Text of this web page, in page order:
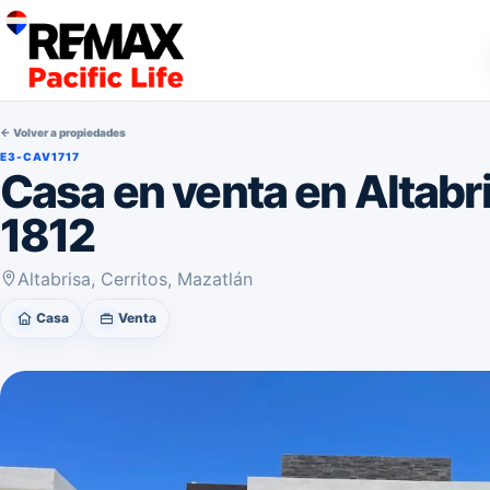
← Volver a propiedades
E3-CAV1717
Casa en venta en
1812
Altabrisa, Cerritos, Mazatlán
Casa Venta